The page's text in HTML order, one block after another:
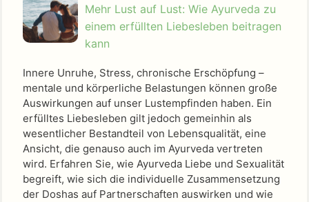
Mehr Lust auf Lust: Wie Ayurveda zu
einem erfüllten Liebesleben beitragen
kann
Innere Unruhe, Stress, chronische Erschöpfung –
mentale und körperliche Belastungen können große
Auswirkungen auf unser Lustempfinden haben. Ein
erfülltes Liebesleben gilt jedoch gemeinhin als
wesentlicher Bestandteil von Lebensqualität, eine
Ansicht, die genauso auch im Ayurveda vertreten
wird. Erfahren Sie, wie Ayurveda Liebe und Sexualität
begreift, wie sich die individuelle Zusammensetzung
der Doshas auf Partnerschaften auswirken und wie